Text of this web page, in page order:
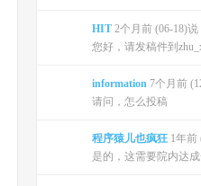
HIT 2个月前 (06-18)说
您好，请发稿件到
information 7个月前
请问，怎么投稿
程序猿儿也疯狂 1年前
是的，这需要院内达